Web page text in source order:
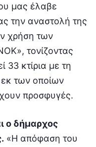
μας έλαβε
την αναστολή της
χρήση των
τονίζοντας
33 κτίρια με τη
των οποίων
προσφυγές.
ο δήμαρχος
«Η απόφαση του